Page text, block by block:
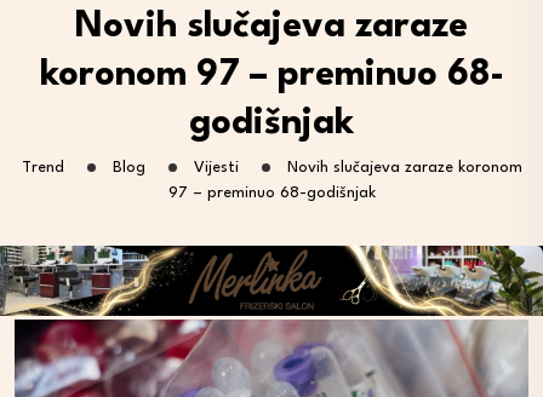
Novih slučajeva zaraze
koronom 97 – preminuo 68-
godišnjak
Trend Blog Vijesti
Novih slučajeva zaraze koronom
97 – preminuo 68-godišnjak